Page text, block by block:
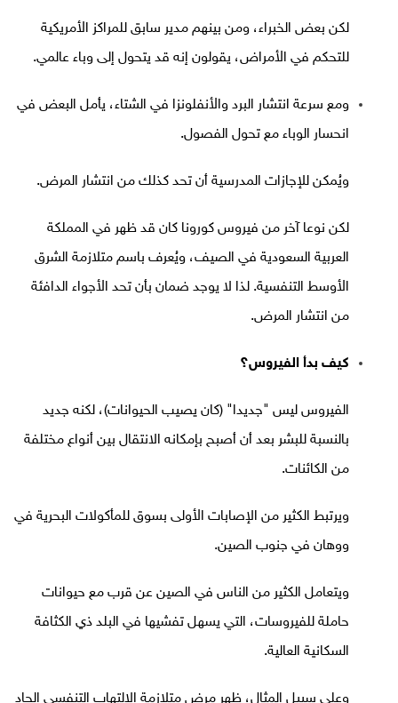
لكن بعض الخبراء، ومن بينهم مدير سابق للمراكز الأمريكية
للتحكم في الأمراض، يقولون إنه قد يتحول إلى وباء عالمي.
ومع سرعة انتشار البرد والأنفلونزا في الشتاء، يأمل البعض في
انحسار الوباء مع تحول الفصول.
ويُمكن للإجازات المدرسية أن تحد كذلك من انتشار المرض.
لكن نوعا آخر من فيروس كورونا كان قد ظهر في المملكة
العربية السعودية في الصيف، ويُعرف باسم متلازمة الشرق
الأوسط التنفسية. لذا لا يوجد ضمان بأن تحد الأجواء الدافئة
من انتشار المرض.
كيف بدأ الفيروس؟
الفيروس ليس "جديدا" (كان يصيب الحيوانات)، لكنه جديد
بالنسبة للبشر بعد أن أصبح بإمكانه الانتقال بين أنواع مختلفة
من الكائنات.
ويرتبط الكثير من الإصابات الأولى بسوق للمأكولات البحرية في
ووهان في جنوب الصين.
ويتعامل الكثير من الناس في الصين عن قرب مع حيوانات
حاملة للفيروسات، التي يسهل تفشيها في البلد ذي الكثافة
السكانية العالية.
وعلى سبيل المثال، ظهر مرض متلازمة الالتهاب التنفسي الحاد